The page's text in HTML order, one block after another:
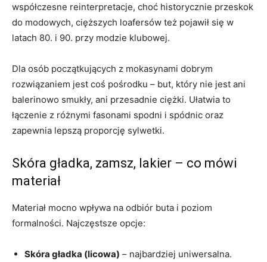
współczesne reinterpretacje, choć historycznie przeskok
do modowych, cięższych loafersów też pojawił się w
latach 80. i 90. przy modzie klubowej.
Dla osób początkujących z mokasynami dobrym
rozwiązaniem jest coś pośrodku – but, który nie jest ani
balerinowo smukły, ani przesadnie ciężki. Ułatwia to
łączenie z różnymi fasonami spodni i spódnic oraz
zapewnia lepszą proporcję sylwetki.
Skóra gładka, zamsz, lakier – co mówi
materiał
Materiał mocno wpływa na odbiór buta i poziom
formalności. Najczęstsze opcje:
Skóra gładka (licowa) – najbardziej uniwersalna.